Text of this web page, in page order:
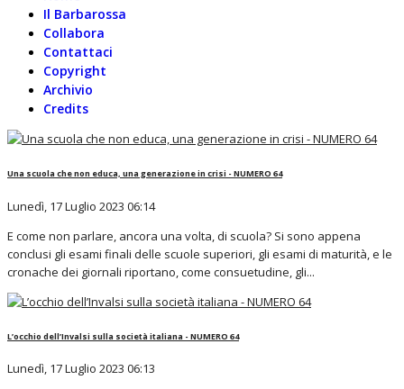
Il Barbarossa
Collabora
Contattaci
Copyright
Archivio
Credits
Una scuola che non educa, una generazione in crisi - NUMERO 64
Lunedì, 17 Luglio 2023 06:14
E come non parlare, ancora una volta, di scuola? Si sono appena
conclusi gli esami finali delle scuole superiori, gli esami di maturità, e le
cronache dei giornali riportano, come consuetudine, gli...
L’occhio dell’Invalsi sulla società italiana - NUMERO 64
Lunedì, 17 Luglio 2023 06:13